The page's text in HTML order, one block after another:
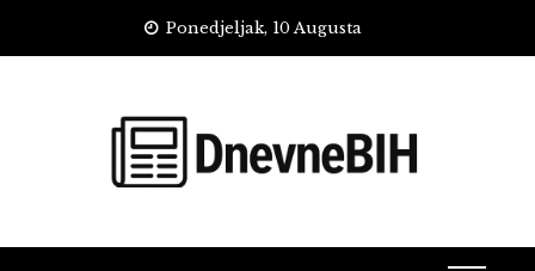
Ponedjeljak, 10 Augusta